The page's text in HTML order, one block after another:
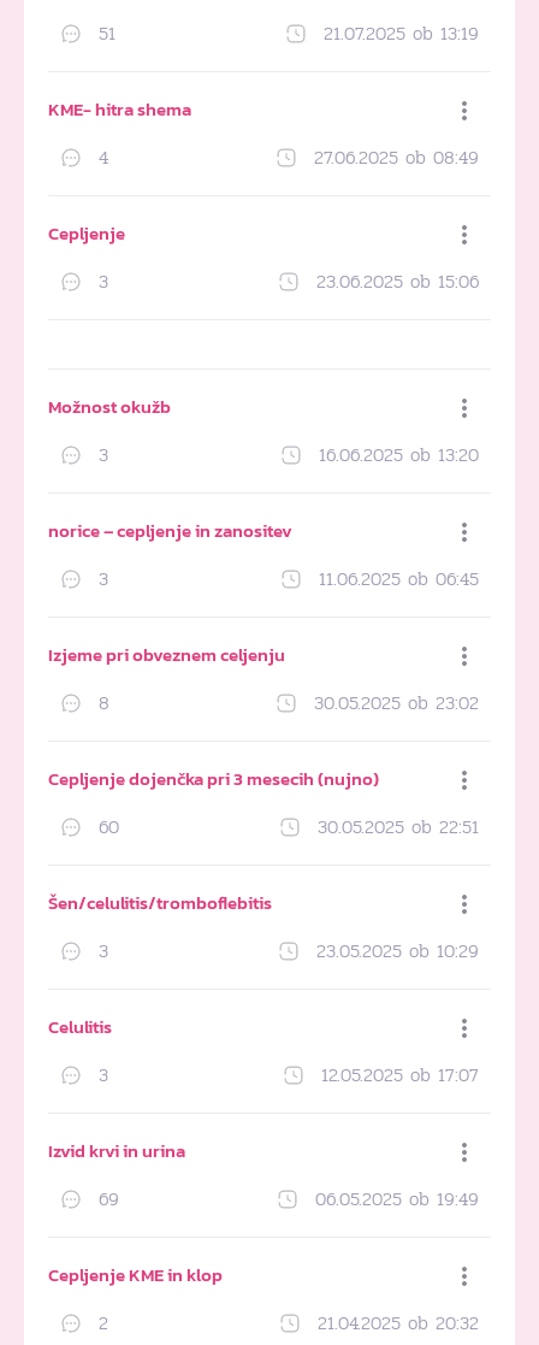
51 21.07.2025 ob 13:19
KME- hitra shema
4 27.06.2025 ob 08:49
Cepljenje
3 23.06.2025 ob 15:06
Možnost okužb
3 16.06.2025 ob 13:20
norice – cepljenje in zanositev
3 11.06.2025 ob 06:45
Izjeme pri obveznem celjenju
8 30.05.2025 ob 23:02
Cepljenje dojenčka pri 3 mesecih (nujno)
60 30.05.2025 ob 22:51
Šen/celulitis/tromboflebitis
3 23.05.2025 ob 10:29
Celulitis
3 12.05.2025 ob 17:07
Izvid krvi in urina
69 06.05.2025 ob 19:49
Cepljenje KME in klop
2 21.04.2025 ob 20:32